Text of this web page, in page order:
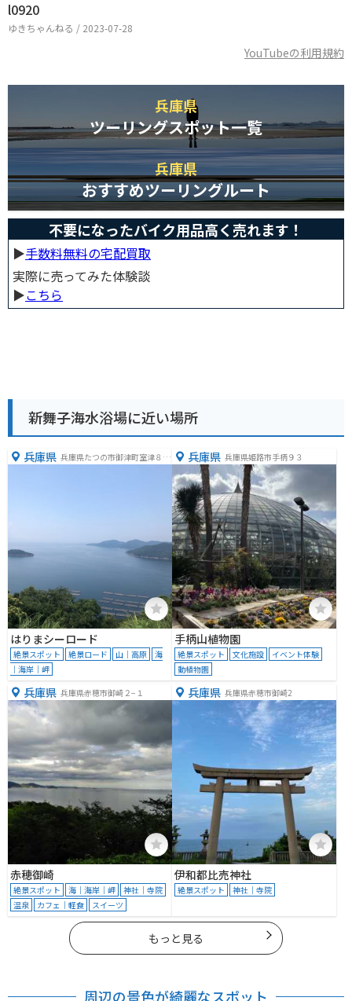
l0920
ゆきちゃんねる / 2023-07-28
YouTubeの利用規約
兵庫県
ツーリングスポット一覧
兵庫県
おすすめツーリングルート
不要になったバイク用品高く売れます！
▶︎手数料無料の宅配買取
実際に売ってみた体験談
▶︎こちら
新舞子海水浴場に近い場所
兵庫県 兵庫県たつの市御津町室津８９
はりまシーロード
絶景スポット 絶景ロード 山｜高原
海
｜海岸｜岬
兵庫県 兵庫県姫路市手柄９３
手柄山植物園
絶景スポット 文化施設
イベント体験
動植物園
兵庫県 兵庫県赤穂市御崎２−１
赤穂御崎
絶景スポット 海｜海岸｜岬
神社｜寺院
温泉
カフェ｜軽食 スイーツ
兵庫県 兵庫県赤穂市御崎2
伊和都比売神社
絶景スポット 神社｜寺院
もっと見る
周辺の景色が綺麗なスポット